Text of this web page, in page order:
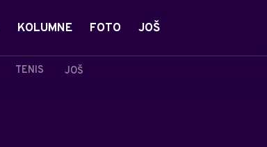
TENIS JOŠ
KOLUMNE FOTO JOŠ